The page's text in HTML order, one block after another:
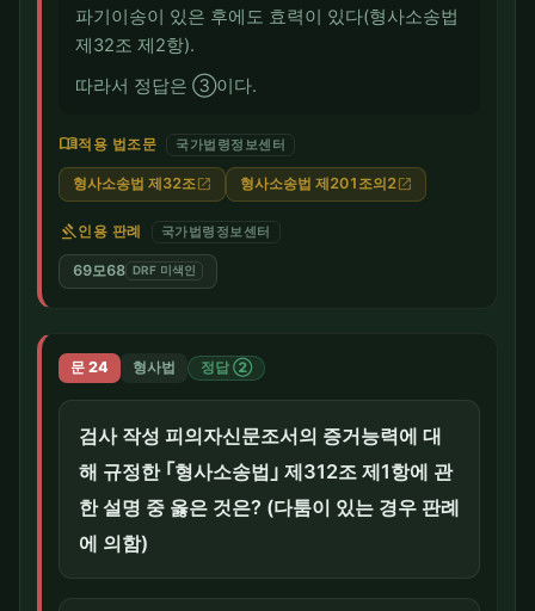
파기이송이 있은 후에도 효력이 있다(형사소송법
제32조 제2항).
따라서 정답은 ③이다.
menu_book적용 법조문 국가법령정보센터
형사소송법 제32조 open_in_new 형사소송법 제201조의2 open_in_new
gavel인용 판례 국가법령정보센터
69모68 DRF 미색인
문 24 형사법 정답 ②
검사 작성 피의자신문조서의 증거능력에 대
해 규정한 ｢형사소송법｣ 제312조 제1항에 관
한 설명 중 옳은 것은? (다툼이 있는 경우 판례
에 의함)